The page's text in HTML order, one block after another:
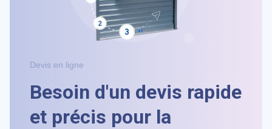
Devis en ligne
Besoin d'un devis rapide
et précis pour la